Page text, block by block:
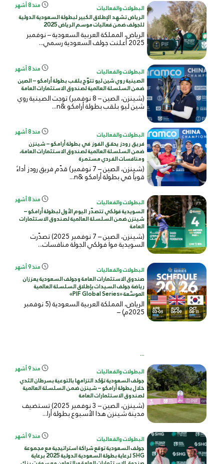
البطولات والفعاليات منذ 8 أشهر
الرياض تشهد الإطلاق الكبير لبطولة السعودية الدولية
للجولف ضمن فعاليات موسم الرياض 2025
الرياض، المملكة العربية السعودية – نوفمبر
2025 أعلنت جولف السعودية رسمي...
البطولات والفعاليات منذ 8 أشهر
الصينية روي شين ليو تتوّج بلقب بطولة أرامكو – الصين
ضمن السلسلة العالمية لصندوق الاستثمارات العامة
(شينزن، الصين – 8 نوفمبر) توجت الصينية روي
شين ليو بلقب بطولة أرامكو &n...
البطولات والفعاليات منذ 8 أشهر
فريق رودز يحقق الفوز في بطولة أرامكو – شينزن
ضمن السلسلة العالمية لصندوق الاستثمارات العامة،
ومنافسات الفردي مستمرة
(شينزن، الصين – 7 نوفمبر) قدّم فريق رودز أداءً
قوياً في بطولة أرامكو &n...
البطولات والفعاليات منذ 8 أشهر
السويدية فولكي تتصدّر اليوم الأول لبطولة أرامكو –
شينزن ضمن السلسلة العالمية لصندوق الاستثمارات
العامة
(شينزن، الصين – 7 نوفمبر 2025) تصدّرت
السويدية موا فولكي الجولة منافسات...
البطولات والفعاليات منذ 9 أشهر
صندوق الاستثمارات العامة وجولف السعودية يعززان
رياضة جولف السيدات بإطلاق السلسلة العالمية
الموسَّعة «PIF Global Series»
الرياض، المملكة العربية السعودية (5 نوفمبر
2025م) –
...
البطولات والفعاليات منذ 9 أشهر
جولف السعودية تؤكد التزامها بالتوعية بسرطان الثدي
خلال بطولة أرامكو – شينزن ضمن السلسلة العالمية
لصندوق الاستثمارات العامة
(شينزن، الصين – 3 نوفمبر 2025) تستضيف
مدينة شينزن هذا الأسبوع بطولة أرا...
البطولات والفعاليات منذ 9 أشهر
جولف السعودية توقع شراكة استراتيجية مع مجموعة
SHG لرعاية بطولة السعودية الدولية 2025 برعاية